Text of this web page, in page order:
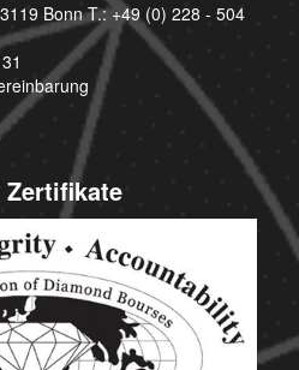
Bonn T.:+49 (0) 228 - 504